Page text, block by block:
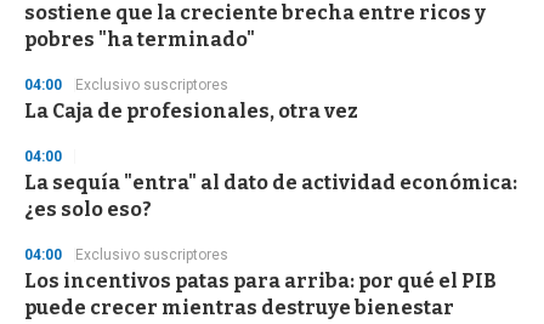
sostiene que la creciente brecha entre ricos y
pobres "ha terminado"
04:00 Exclusivo suscriptores
La Caja de profesionales, otra vez
04:00
La sequía "entra" al dato de actividad económica:
¿es solo eso?
04:00 Exclusivo suscriptores
Los incentivos patas para arriba: por qué el PIB
puede crecer mientras destruye bienestar